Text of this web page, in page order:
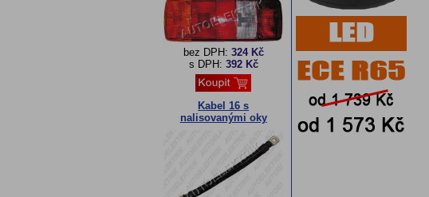
bez DPH: 324 Kč
s DPH: 392 Kč
Kabel 16 s
nalisovanými oky